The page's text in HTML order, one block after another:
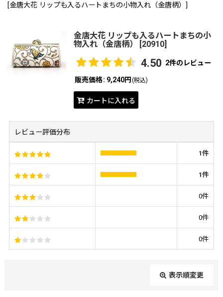
[金唐大花 リップも入るハートまちの小物入れ（金唐柄） ]
金唐大花 リップも入るハートまちの小
物入れ（金唐柄）
[20910]
4.50 2件のレビュー
販売価格: 9,240円 (税込)
カートに入れる
レビュー評価分布
1件
1件
0件
0件
0件
表示順変更